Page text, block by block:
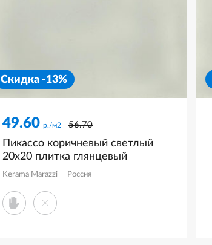
Скидка -13%
49.60 р./м2 56.70
Пикассо коричневый светлый
20x20 плитка глянцевый
KM2020B0080N
Kerama Marazzi Россия